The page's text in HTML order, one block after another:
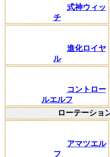
式神ウィッ
チ
進化ロイヤ
ル
コントロー
ルエルフ
ローテーショ
アマツエル
フ